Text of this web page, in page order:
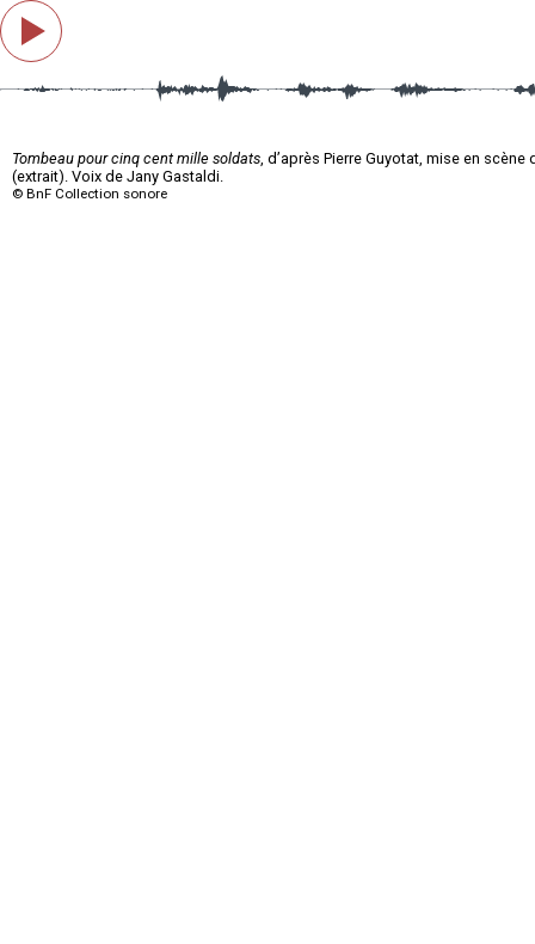
Tombeau pour cinq cent mille soldats, d’après Pierre Guyotat, mise en
(extrait). Voix de Jany Gastaldi.
© BnF Collection sonore